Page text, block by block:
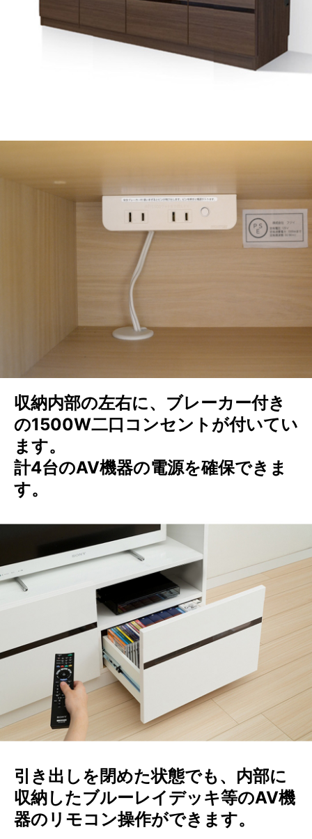
収納内部の左右に、ブレーカー付き
の1500W二口コンセントが付いてい
ます。
計4台のAV機器の電源を確保できま
す。
引き出しを閉めた状態でも、内部に
収納したブルーレイデッキ等のAV機
器のリモコン操作ができます。